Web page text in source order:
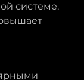
системе.